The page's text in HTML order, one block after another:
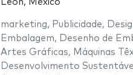
León, México
marketing, Publicidade,
Embalagem, Desenho de
Artes Gráficas, Máquinas
Desenvolvimento Sustentável